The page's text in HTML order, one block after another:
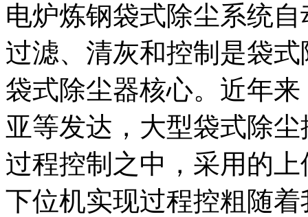
电炉炼钢袋式除尘系统自
过滤、清灰和控制是袋
袋式除尘器核心。近年
亚等发达，大型袋式除
过程控制之中，采用的
下位机实现过程控粗随